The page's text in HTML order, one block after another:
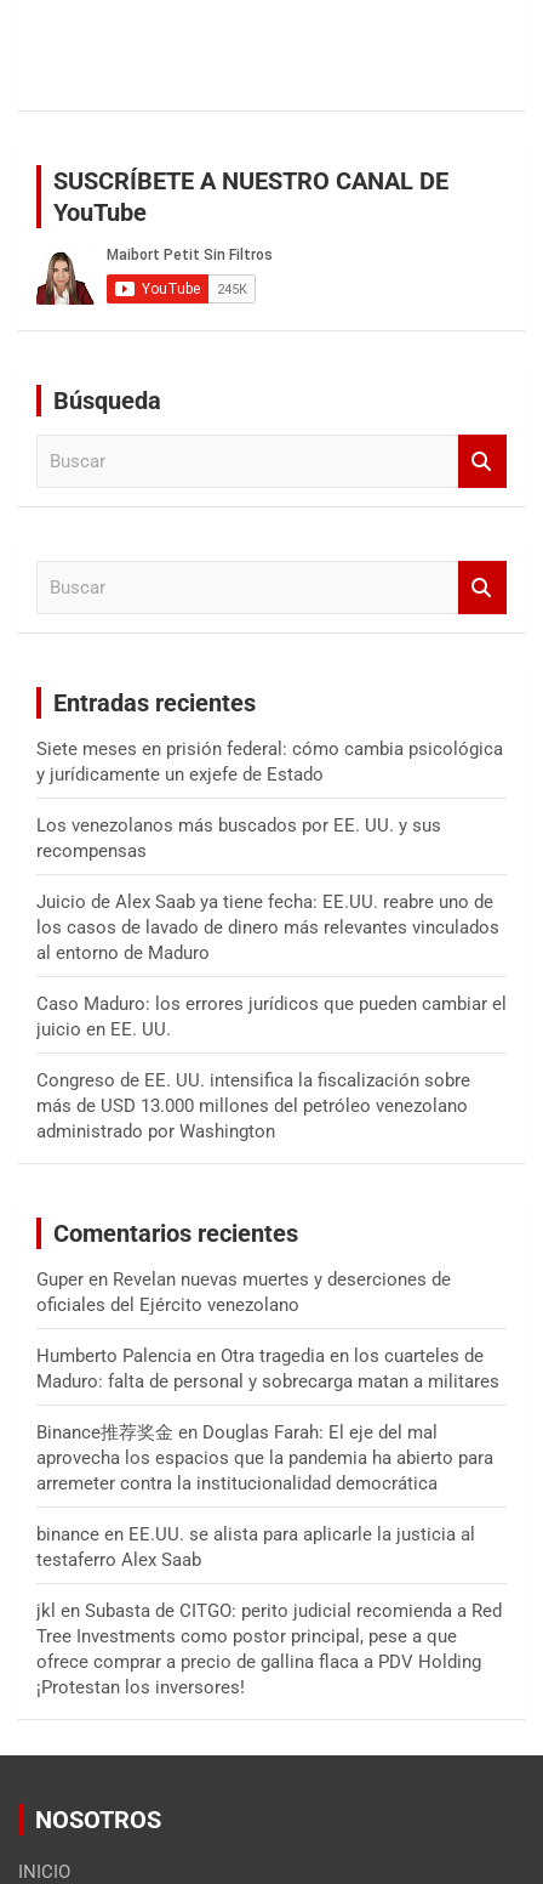
SUSCRÍBETE A NUESTRO CANAL DE
YouTube
Búsqueda
Entradas recientes
Siete meses en prisión federal: cómo cambia psicológica
y jurídicamente un exjefe de Estado
Los venezolanos más buscados por EE. UU. y sus
recompensas
Juicio de Alex Saab ya tiene fecha: EE.UU. reabre uno de
los casos de lavado de dinero más relevantes vinculados
al entorno de Maduro
Caso Maduro: los errores jurídicos que pueden cambiar el
juicio en EE. UU.
Congreso de EE. UU. intensifica la fiscalización sobre
más de USD 13.000 millones del petróleo venezolano
administrado por Washington
Comentarios recientes
Guper en Revelan nuevas muertes y deserciones de
oficiales del Ejército venezolano
Humberto Palencia en Otra tragedia en los cuarteles de
Maduro: falta de personal y sobrecarga matan a militares
Binance推荐奖金 en Douglas Farah: El eje del mal
aprovecha los espacios que la pandemia ha abierto para
arremeter contra la institucionalidad democrática
binance en EE.UU. se alista para aplicarle la justicia al
testaferro Alex Saab
jkl en Subasta de CITGO: perito judicial recomienda a Red
Tree Investments como postor principal, pese a que
ofrece comprar a precio de gallina flaca a PDV Holding
¡Protestan los inversores!
NOSOTROS
INICIO